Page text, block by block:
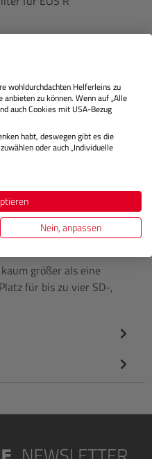
Regulärer
€ 319,00
größer als eine
für bis zu vier SD-,
wohldurchdachten Helferleins zu
zu können. Wenn auf „Alle
auch Cookies mit USA-Bezug
habt, deswegen gibt es die
oder auch „Individuelle
Nein, anpassen